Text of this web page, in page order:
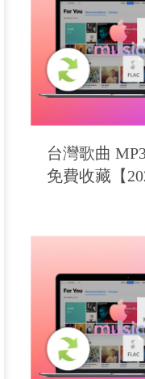
台灣歌曲
免費收藏【